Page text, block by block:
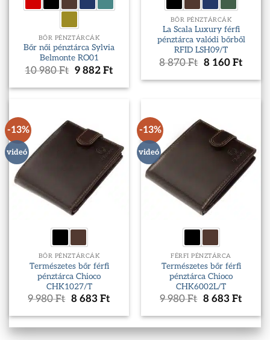
BŐR PÉNZTÁRCÁK
Bőr női pénztárca Sylvia
Belmonte RO01
10 980Ft Original
was:
9 882 FtCurrent
is:
BŐR PÉNZTÁRCÁK
La Scala Luxury férfi
pénztárca valódi bőrből
RFID LSH09/T
8 870Ft Original
was:
8 160 Ft
is:
-13%
videó
BŐR PÉNZTÁRCÁK
Természetes bőr férfi
pénztárca Chioco
CHK1027/T
9 980Ft Original
was:
9
8 683 FtCurrent
is:
8
-13%
videó
FÉRFI PÉNZTÁRCA
Természetes bőr férfi
pénztárca Chioco
CHK6002L/T
9 980Ft Original
was:
9
8 683 Ft
is:
8